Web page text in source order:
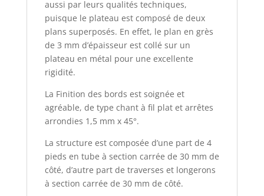
aussi par leurs qualités techniques,
puisque le plateau est composé de deux
plans superposés. En effet, le plan en grès
de 3 mm d’épaisseur est collé sur un
plateau en métal pour une excellente
rigidité.
La Finition des bords est soignée et
agréable, de type chant à fil plat et arrêtes
arrondies 1,5 mm x 45°.
La structure est composée d’une part de 4
pieds en tube à section carrée de 30 mm de
côté, d’autre part de traverses et longerons
à section carrée de 30 mm de côté.